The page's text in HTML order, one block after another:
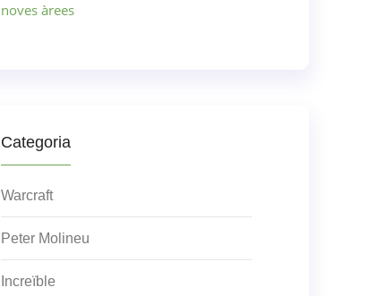
noves àrees
Categoria
Warcraft
Peter Molineu
Increïble